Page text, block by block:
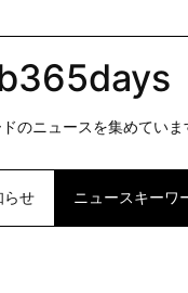
のニュースを集めていま
らせ ニュースキーワ